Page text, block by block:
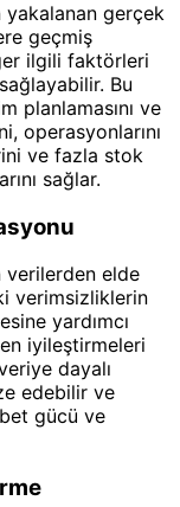
yakalanan gerçek
geçmiş
ilgili faktörleri
Bu
planlamasını ve
operasyonlarını
ve fazla stok
sağlar.
verilerden elde
verimsizliklerin
yardımcı
iyileştirmeleri
dayalı
edebilir ve
gücü ve